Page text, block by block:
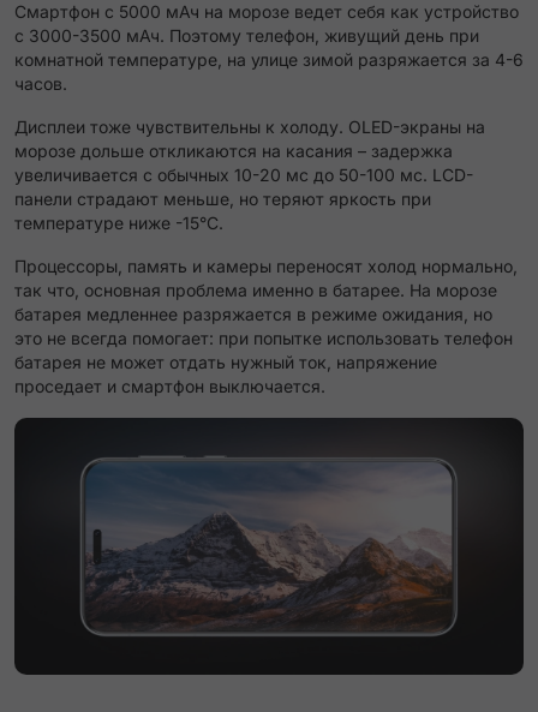
Смартфон с 5000 мАч на морозе ведет себя как устройство
с 3000-3500 мАч. Поэтому телефон, живущий день при
комнатной температуре, на улице зимой разряжается за 4-6
часов.
Дисплеи тоже чувствительны к холоду. OLED-экраны на
морозе дольше откликаются на касания – задержка
увеличивается с обычных 10-20 мс до 50-100 мс. LCD-
панели страдают меньше, но теряют яркость при
температуре ниже -15°C.
Процессоры, память и камеры переносят холод нормально,
так что, основная проблема именно в батарее. На морозе
батарея медленнее разряжается в режиме ожидания, но
это не всегда помогает: при попытке использовать телефон
батарея не может отдать нужный ток, напряжение
проседает и смартфон выключается.